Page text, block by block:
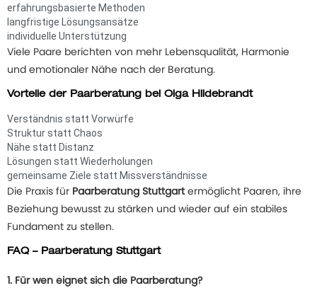
erfahrungsbasierte Methoden
langfristige Lösungsansätze
individuelle Unterstützung
Viele Paare berichten von mehr Lebensqualität, Harmonie
und emotionaler Nähe nach der Beratung.
Vorteile der Paarberatung bei Olga Hildebrandt
Verständnis statt Vorwürfe
Struktur statt Chaos
Nähe statt Distanz
Lösungen statt Wiederholungen
gemeinsame Ziele statt Missverständnisse
Die Praxis für Paarberatung Stuttgartermöglicht Paaren, ihre
Beziehung bewusst zu stärken und wieder auf ein stabiles
Fundament zu stellen.
FAQ – Paarberatung Stuttgart
1. Für wen eignet sich die Paarberatung?